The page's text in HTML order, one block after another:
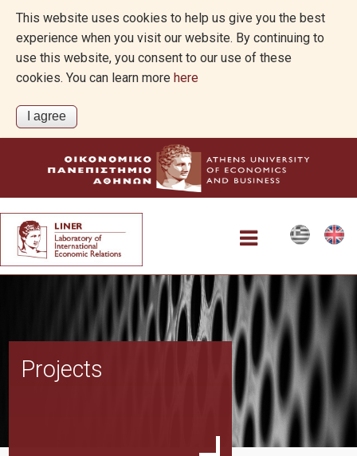
This website uses cookies to help us give you the best
experience when you visit our website. By continuing to
use this website, you consent to our use of these
cookies. You can learn more here
Projects
Projects